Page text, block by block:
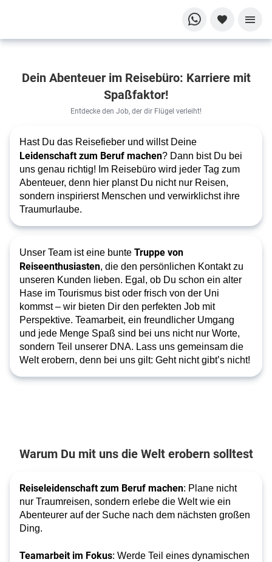
Deine Reise
der
Abenteuer,
die die
Welt zum
Staunen
bringen!
Dein Abenteuer im Reisebüro: Karriere mit
Spaßfaktor!
Entdecke den Job, der dir Flügel verleiht!
Hast Du das Reisefieber und willst Deine
Leidenschaft zum Beruf machen? Dann bist Du bei
uns genau richtig! Im Reisebüro wird jeder Tag zum
Abenteuer, denn hier planst Du nicht nur Reisen,
sondern inspirierst Menschen und verwirklichst ihre
Traumurlaube.
Unser Team ist eine bunte Truppe von
Reiseenthusiasten, die den persönlichen Kontakt zu
unseren Kunden lieben. Egal, ob Du schon ein alter
Hase im Tourismus bist oder frisch von der Uni
kommst – wir bieten Dir den perfekten Job mit
Perspektive. Teamarbeit, ein freundlicher Umgang
und jede Menge Spaß sind bei uns nicht nur Worte,
sondern Teil unserer DNA. Lass uns gemeinsam die
Welt erobern, denn bei uns gilt: Geht nicht gibt’s nicht!
Warum Du mit uns die Welt erobern solltest
Reiseleidenschaft zum Beruf machen: Plane nicht
nur Traumreisen, sondern erlebe die Welt wie ein
Abenteurer auf der Suche nach dem nächsten großen
Ding.
Teamarbeit im Fokus: Werde Teil eines dynamischen